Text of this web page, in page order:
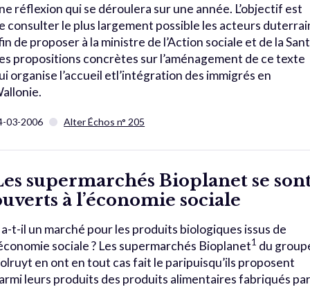
réflexion qui se déroulera sur une année. L’objectif est
consulter le plus largement possible les acteurs
de proposer à la ministre de l’Action sociale et de la
propositions concrètes sur l’aménagement de ce texte
organise l’accueil etl’intégration des immigrés en
03-2006 Alter Échos n° 205
supermarchés Bioplanet se
à l’économie sociale
a-t-il un marché pour les produits biologiques issus de
sociale ? Les supermarchés Bioplanet1 du
en ont en tout cas fait le paripuisqu’ils proposent
leurs produits des produits alimentaires fabriqués par